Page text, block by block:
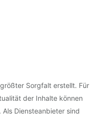
Sorgfalt erstellt. Für
der Inhalte können
Diensteanbieter sind